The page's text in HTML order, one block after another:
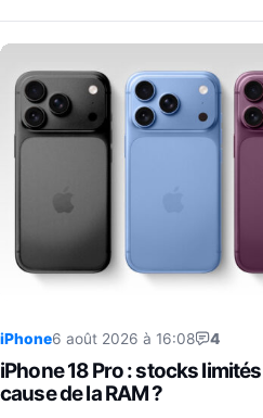
iPhone6 août 2026 à 16:08 4
iPhone 18 Pro : stocks
cause de la RAM ?